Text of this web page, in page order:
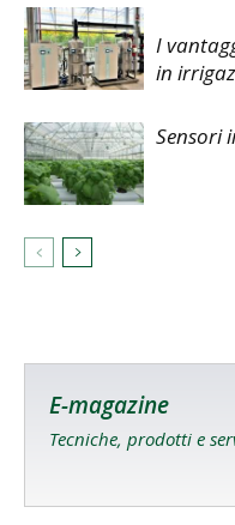
I
in
Sensori
E-magazine
Tecniche, prodotti e